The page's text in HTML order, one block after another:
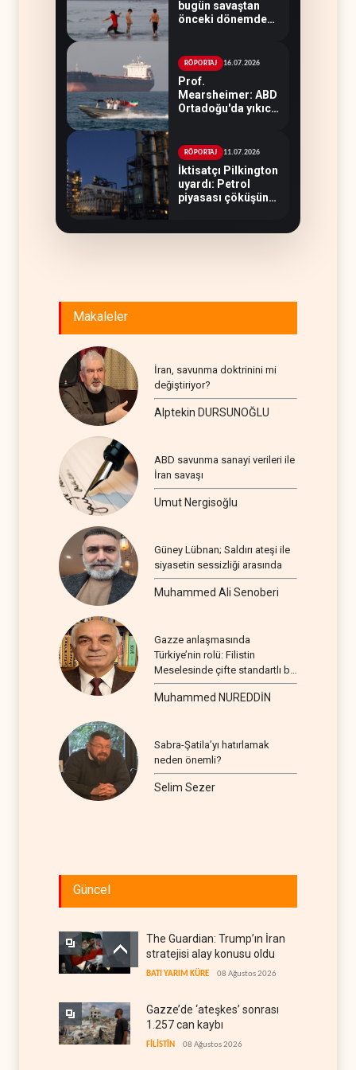
bugün savaştan
önceki dönemden
RÖPORTAJ 16.07.2026
Prof.
Mearsheimer: ABD
Ortadoğu'da yıkıcı
RÖPORTAJ 11.07.2026
İktisatçı Pilkington
uyardı: Petrol
piyasası çöküşün
Makaleler
İran, savunma doktrinini mi
değiştiriyor?
Alptekin DURSUNOĞLU
ABD savunma sanayi verileri ile
İran savaşı
Umut Nergisoğlu
Güney Lübnan; Saldırı ateşi ile
siyasetin sessizliği arasında
Muhammed Ali Senoberi
Gazze anlaşmasında
Türkiye’nin rolü: Filistin
Meselesinde çifte standartlı bir
seyir
Muhammed NUREDDİN
Sabra-Şatila’yı hatırlamak
neden önemli?
Selim Sezer
Güncel
The Guardian: Trump’ın İran
stratejisi alay konusu oldu
BATI YARIM KÜRE 08 Ağustos 2026
Gazze’de ‘ateşkes’ sonrası
1.257 can kaybı
FİLİSTİN 08 Ağustos 2026